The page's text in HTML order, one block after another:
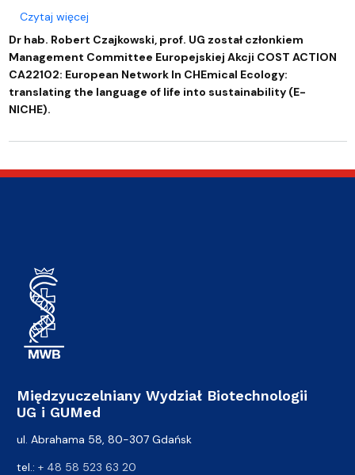
Czytaj więcejo Dr hab. Robert Czajkowski, prof. UG został
Dr hab. Robert Czajkowski, prof. UG został członkiem
Management Committee Europejskiej Akcji COST ACTION
CA22102: European Network In CHEmical Ecology:
translating the language of life into sustainability (E-
NICHE).
Międzyuczelniany Wydział Biotechnologii
UG i GUMed
ul. Abrahama 58, 80-307 Gdańsk
tel.: + 48 58 523 63 20